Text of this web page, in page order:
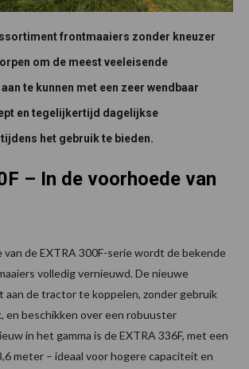
frontmaaiers zonder kneuzer
om de meest veeleisende
te kunnen met een zeer wendbaar
en tegelijkertijd dagelijkse
het gebruik te bieden.
– In de voorhoede van
de EXTRA 300F-serie wordt de bekende
volledig vernieuwd. De nieuwe
aan de tractor te koppelen, zonder gebruik
en beschikken over een robuuster
in het gamma is de EXTRA 336F, met een
meter – ideaal voor hogere capaciteit en